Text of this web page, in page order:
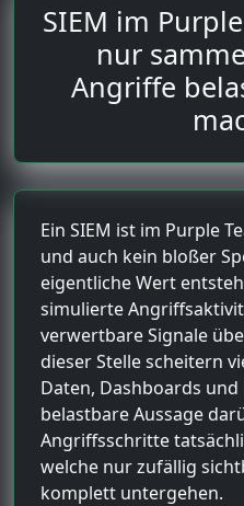
SIEM im
nur
Angriffe
Ein SIEM ist im Purple
und auch kein bloßer
eigentliche Wert
simulierte
verwertbare Signale
dieser Stelle scheitern
Daten, Dashboards und
belastbare Aussage
Angriffsschritte
welche nur zufällig
komplett untergehen.